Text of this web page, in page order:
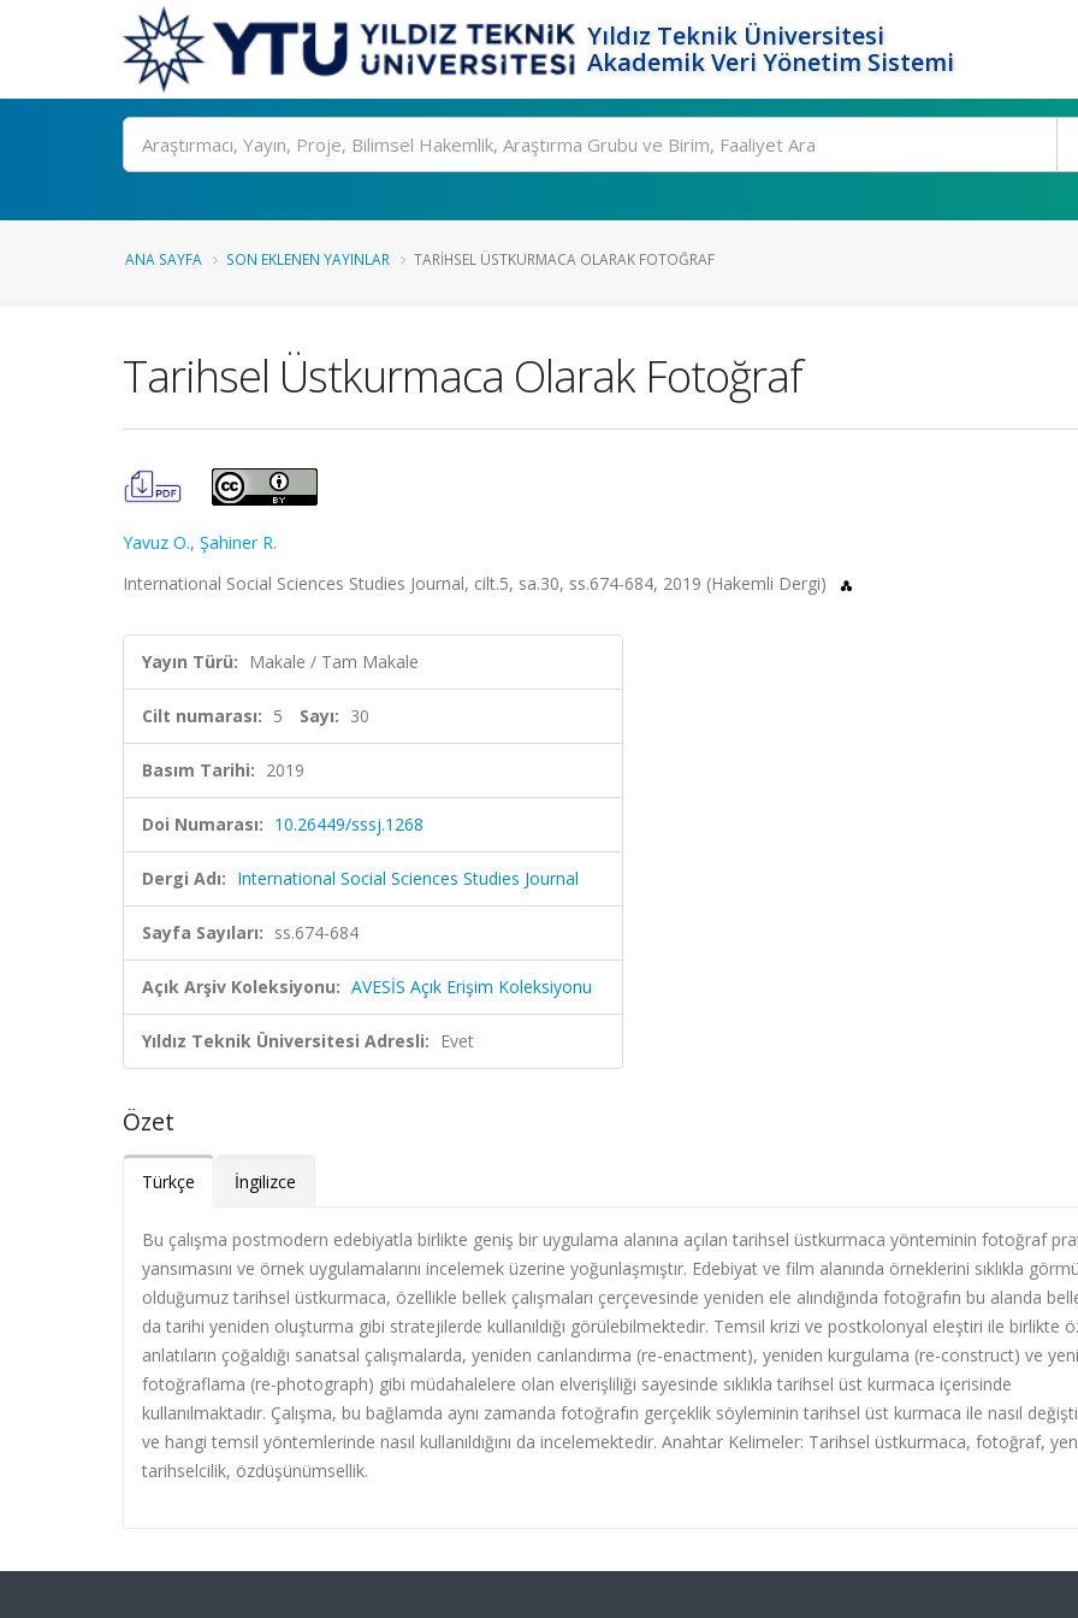
Yıldız Teknik Üniversitesi
Akademik Veri Yönetim Sistemi
Ara
ANA SAYFA SON EKLENEN YAYINLAR TARIHSEL ÜSTKURMACA OLARAK FOTOĞRAF
Tarihsel Üstkurmaca Olarak Fotoğraf
Yavuz O., Şahiner R.
International Social Sciences Studies Journal, cilt.5, sa.30, ss.674-684, 2019 (Hakemli Dergi)
Yayın Türü: Makale / Tam Makale
Cilt numarası: 5 Sayı: 30
Basım Tarihi: 2019
Doi Numarası: 10.26449/sssj.1268
Dergi Adı: International Social Sciences Studies Journal
Sayfa Sayıları: ss.674-684
Açık Arşiv Koleksiyonu: AVESİS Açık Erişim Koleksiyonu
Yıldız Teknik Üniversitesi Adresli: Evet
Özet
Türkçe İngilizce
Bu çalışma postmodern edebiyatla birlikte geniş bir uygulama alanına açılan tarihsel üstkurmaca yönteminin fotoğraf
yansımasını ve örnek uygulamalarını incelemek üzerine yoğunlaşmıştır. Edebiyat ve film alanında örneklerini sıklıkla
olduğumuz tarihsel üstkurmaca, özellikle bellek çalışmaları çerçevesinde yeniden ele alındığında fotoğrafın bu alanda
da tarihi yeniden oluşturma gibi stratejilerde kullanıldığı görülebilmektedir. Temsil krizi ve postkolonyal eleştiri ile birlikte
anlatıların çoğaldığı sanatsal çalışmalarda, yeniden canlandırma (re-enactment), yeniden kurgulama (re-construct) ve
fotoğraflama (re-photograph) gibi müdahalelere olan elverişliliği sayesinde sıklıkla tarihsel üst kurmaca içerisinde
kullanılmaktadır. Çalışma, bu bağlamda aynı zamanda fotoğrafın gerçeklik söyleminin tarihsel üst kurmaca ile nasıl
ve hangi temsil yöntemlerinde nasıl kullanıldığını da incelemektedir. Anahtar Kelimeler: Tarihsel üstkurmaca, fotoğraf,
tarihselcilik, özdüşünümsellik.